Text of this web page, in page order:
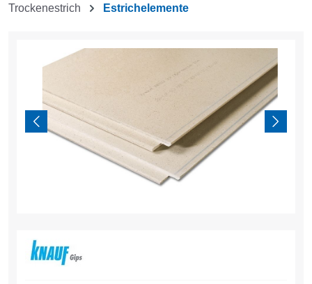
Trockenestrich
Estrichelemente
Bildergalerie überspringen